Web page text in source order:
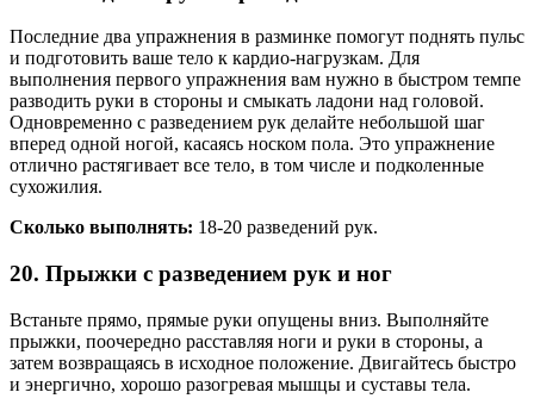
Последние два упражнения в разминке помогут поднять пульс
и подготовить ваше тело к кардио-нагрузкам. Для
выполнения первого упражнения вам нужно в быстром темпе
разводить руки в стороны и смыкать ладони над головой.
Одновременно с разведением рук делайте небольшой шаг
вперед одной ногой, касаясь носком пола. Это упражнение
отлично растягивает все тело, в том числе и подколенные
сухожилия.
Сколько выполнять: 18-20 разведений рук.
20. Прыжки с разведением рук и ног
Встаньте прямо, прямые руки опущены вниз. Выполняйте
прыжки, поочередно расставляя ноги и руки в стороны, а
затем возвращаясь в исходное положение. Двигайтесь быстро
и энергично, хорошо разогревая мышцы и суставы тела.